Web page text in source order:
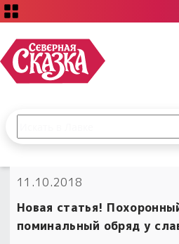
НОВИНКИ!
Книги
Издания о Славянской культуре и
Сказки
С чего начать?
Материалы
Введите текст и нажмите
11.10.2018
Новая статья!
поминальный обряд у